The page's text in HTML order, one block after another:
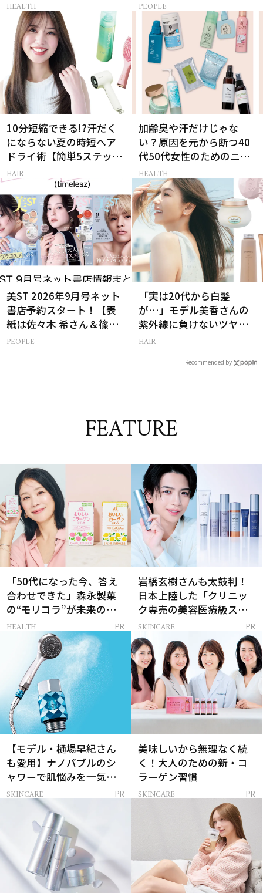
HEALTH ［特別画像集］
PEOPLE
10分短縮できる!?汗だく
にならない夏の時短ヘア
ドライ術【簡単5ステッ
プ】
HAIR
加齢臭や汗だけじゃな
い？原因を元から断つ40
代50代女性のためのニオ
イケア
HEALTH
美ST 2026年9月号ネット
書店予約スタート！【表
紙は佐々木 希さん＆篠塚
大輝さん】
PEOPLE
「実は20代から白髪
が…」モデル美香さんの
紫外線に負けないツヤ美
髪ケア
HAIR
Recommended by
FEATURE
「50代になった今、答え
合わせできた」森永製菓
の“モリコラ”が未来のキ
レイを連れてくる！
HEALTH PR
岩橋玄樹さんも太鼓判！
日本上陸した「クリニッ
ク専売の美容医療級スキ
ンケア」
SKINCARE PR
【モデル・樋場早紀さん
も愛用】ナノバブルのシ
ャワーで肌悩みを一気に
解決
SKINCARE PR
美味しいから無理なく続
く！大人のための新・コ
ラーゲン習慣
SKINCARE PR